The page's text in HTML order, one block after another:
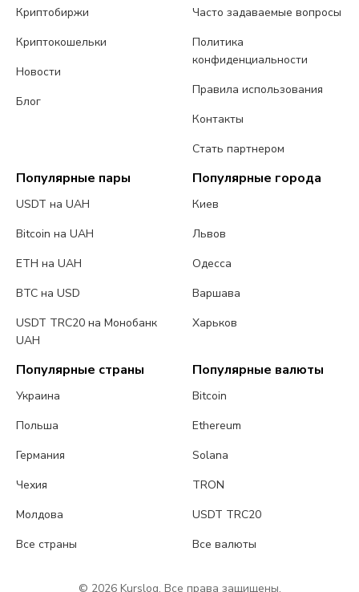
Криптобиржи
Криптокошельки
Новости
Блог
Часто задаваемые вопросы
Политика
конфиденциальности
Правила использования
Контакты
Стать партнером
Популярные пары
USDT на UAH
Bitcoin на UAH
ETH на UAH
BTC на USD
USDT TRC20 на Монобанк
UAH
Популярные города
Киев
Львов
Одесса
Варшава
Харьков
Популярные страны
Украина
Польша
Германия
Чехия
Молдова
Все страны
Популярные валюты
Bitcoin
Ethereum
Solana
TRON
USDT TRC20
Все валюты
© 2026 Kurslog. Все права защищены.